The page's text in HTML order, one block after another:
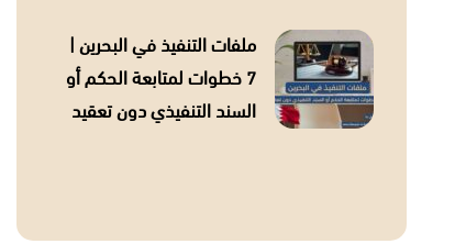
ملفات التنفيذ في البحرين |
7 خطوات لمتابعة الحكم أو
السند التنفيذي دون تعقيد